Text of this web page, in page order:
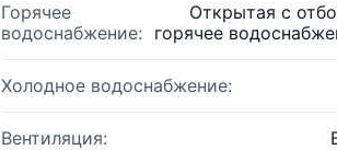
Горячее
водоснабжение:
Открытая с
горячее
Холодное водоснабжение:
Вентиляция: